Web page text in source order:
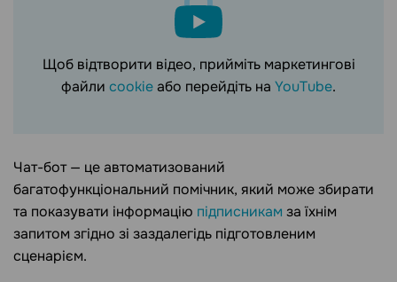
Щоб відтворити відео, прийміть маркетингові
файли cookieабо перейдіть на YouTube.
Чат-бот — це автоматизований
багатофункціональний помічник, який може збирати
та показувати інформацію підписникам за їхнім
запитом згідно зі заздалегідь підготовленим
сценарієм.